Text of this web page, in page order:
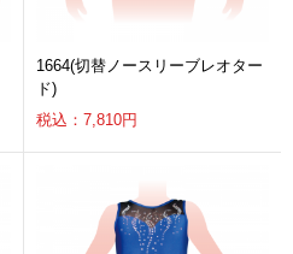
1664(切替ノースリーブレオター
ド)
税込：7,810円